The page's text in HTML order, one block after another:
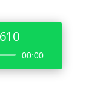
00:00